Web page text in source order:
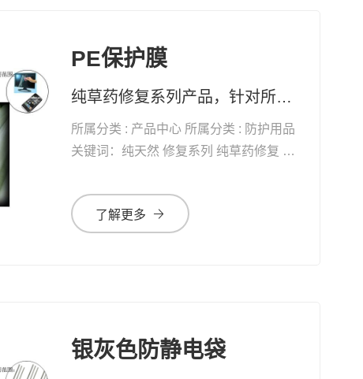
PE保护膜
纯草药修复系列产品，针对所有黏膜、表皮及真皮受损，均有快速疗效 药妆草本修复系列护肤品、化妆品，天然无添加。可有效改善皮肤问题及对化妆品过敏的现象
所属分类 : 产品中心 所属分类 : 防护用品
关键词：纯天然 修复系列 纯草药修复 自
了解更多
银灰色防静电袋